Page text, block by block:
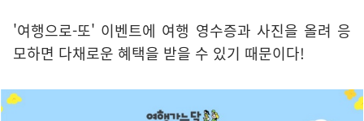
'여행으로-또' 이벤트에 여행 영수증과 사진을 올려 응
모하면 다채로운 혜택을 받을 수 있기 때문이다!